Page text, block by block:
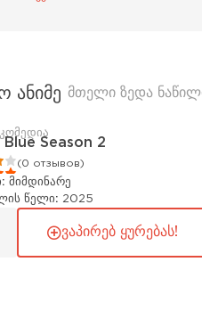
ანიმე მთელი ზედა
Blue Season 2
(0 отзывов)
მიმდინარე
წელი: 2025
ვაპირებ ყურებას!